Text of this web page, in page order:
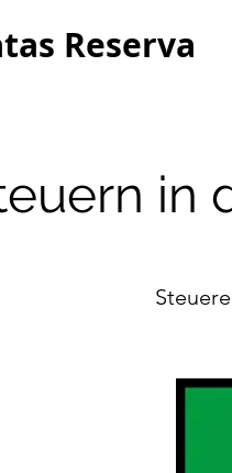
Reserva
in